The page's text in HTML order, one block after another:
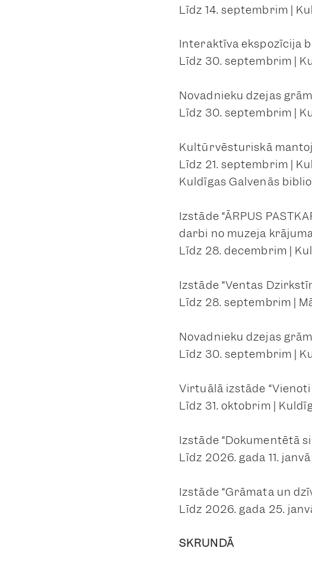
Līdz 14. septembrim |
Interaktīva ekspozīcija
Līdz 30. septembrim |
Novadnieku dzejas
Līdz 30. septembrim |
Kultūrvēsturiskā
Līdz 21. septembrim |
Kuldīgas Galvenās
Izstāde “ĀRPUS
darbi no muzeja
Līdz 28. decembrim |
Izstāde “Ventas
Līdz 28. septembrim |
Novadnieku dzejas
Līdz 30. septembrim |
Virtuālā izstāde “Vienoti
Līdz 31. oktobrim |
Izstāde “Dokumentētā
Līdz 2026. gada 11.
Izstāde “Grāmata un
Līdz 2026. gada 25.
SKRUNDĀ